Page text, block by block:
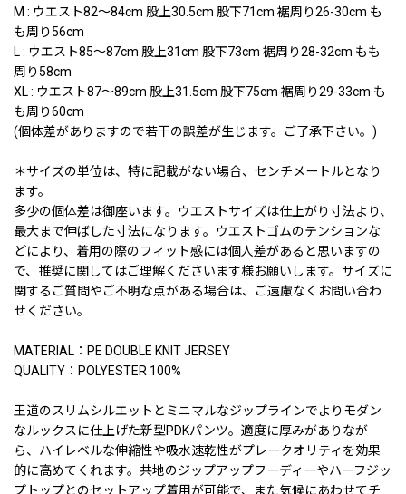
M : ウエスト82〜84cm 股上30.5cm 股下71cm 裾周り26-30cm も
も周り56cm
L : ウエスト85〜87cm 股上31cm 股下73cm 裾周り28-32cm もも
周り58cm
XL : ウエスト87〜89cm 股上31.5cm 股下75cm 裾周り29-33cm も
も周り60cm
(個体差がありますので若干の誤差が生じます。ご了承下さい。)
＊サイズの単位は、特に記載がない場合、センチメートルとなり
ます。
多少の個体差は御座います。ウエストサイズは仕上がり寸法より、
最大まで伸ばした寸法になります。ウエストゴムのテンションな
どにより、着用の際のフィット感には個人差があると思いますの
で、推奨に関してはご理解くださいます様お願いします。サイズに
関するご質問やご不明な点がある場合は、ご遠慮なくお問い合わ
せください。
MATERIAL：PE DOUBLE KNIT JERSEY
QUALITY：POLYESTER 100%
王道のスリムシルエットとミニマルなジップラインでよりモダン
なルックスに仕上げた新型PDKパンツ。適度に厚みがありなが
ら、ハイレベルな伸縮性や吸水速乾性がプレークオリティを効果
的に高めてくれます。共地のジップアップフーディーやハーフジッ
プトップとのセットアップ着用が可能で、また気候にあわせてチ